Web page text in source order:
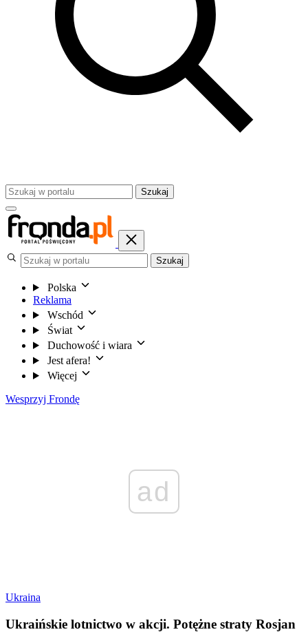
Szukaj
Szukaj
Polska
Reklama
Wschód
Świat
Duchowość i wiara
Jest afera!
Więcej
Wesprzyj Frondę
ad
Ukraina
Ukraińskie lotnictwo w akcji. Potężne straty Rosjan